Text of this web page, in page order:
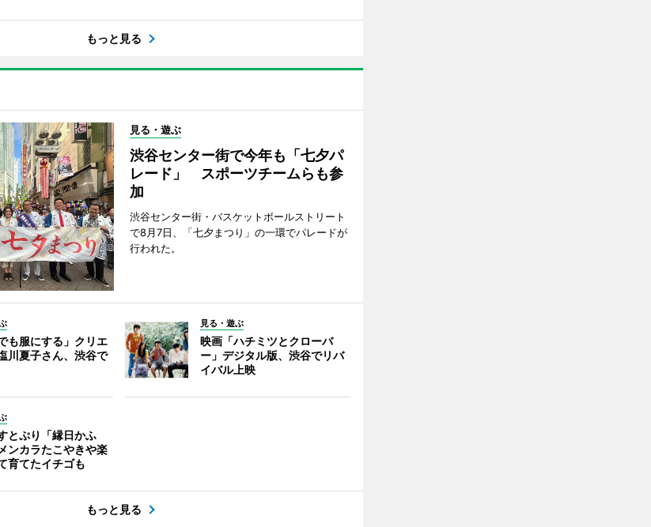
もっと見る
見る・遊ぶ
渋谷センター街で今年も「七夕パ
レード」 スポーツチームらも参
加
渋谷センター街・バスケットボールストリート
で8月7日、「七夕まつり」の一環でパレードが
行われた。
も服にする」クリエ
川夏子さん、渋谷で
見る・遊ぶ
映画「ハチミツとクローバ
ー」デジタル版、渋谷でリバ
イバル上映
とぷり「縁日かふ
ンカラたこやきや楽
育てたイチゴも
もっと見る